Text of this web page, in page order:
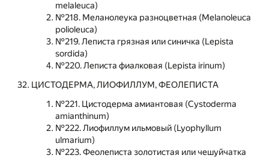
melaleuca)
№218. Меланолеука разноцветная (Melanoleuca
polioleuca)
№219. Леписта грязная или синичка (Lepista
sordida)
№220. Леписта фиалковая (Lepista irinum)
ЦИСТОДЕРМА, ЛИОФИЛЛУМ, ФЕОЛЕПИСТА
№221. Цистодерма амиантовая (Cystoderma
amianthinum)
№222. Лиофиллум ильмовый (Lyophyllum
ulmarium)
№223. Феолеписта золотистая или чешуйчатка